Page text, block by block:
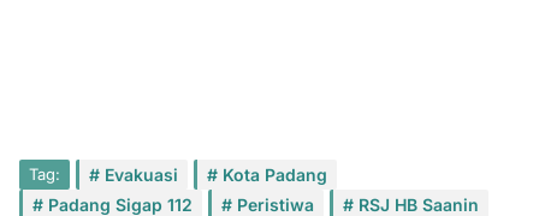
Tag: Evakuasi
Kota Padang
Padang Sigap 112
Peristiwa
RSJ HB Saanin